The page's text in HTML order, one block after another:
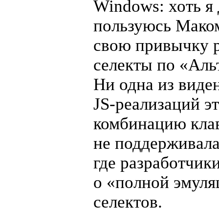
Windows: хоть я
пользуюсь
свою привычку
селекты по
Ни одна из
JS-реализаций
комбинацию
не
где
о «полной
селектов.